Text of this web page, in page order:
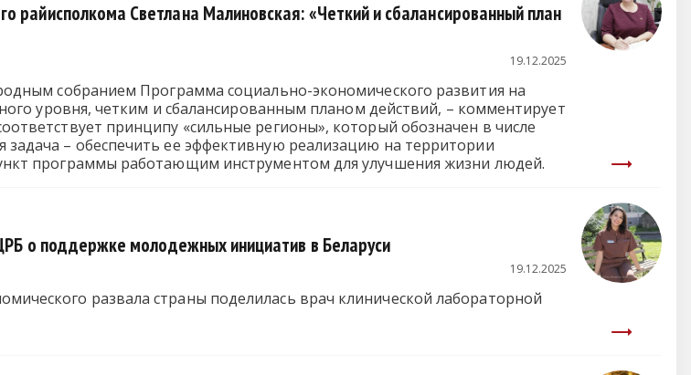
райисполкома Светлана Малиновская: «Четкий и сбалансированный план
19.12.2025
собранием Программа социально-экономического развития на
уровня, четким и сбалансированным планом действий, – комментирует
принципу «сильные регионы», который обозначен в числе
– обеспечить ее эффективную реализацию на территории
программы работающим инструментом для улучшения жизни людей.
о поддержке молодежных инициатив в Беларуси
19.12.2025
развала страны поделилась врач клинической лабораторной